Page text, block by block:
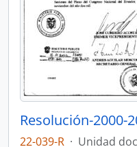
Resolución-2000-
22-039-R · Unidad